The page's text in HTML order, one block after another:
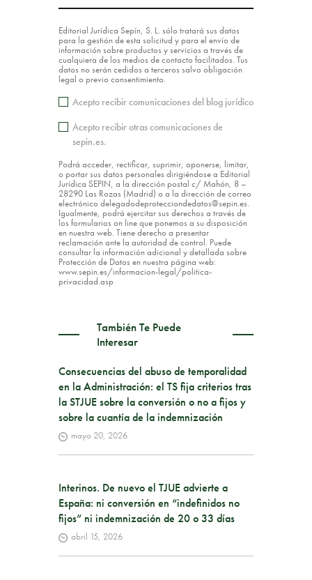
Editorial Jurídica Sepín, S. L. sólo tratará sus datos
para la gestión de esta solicitud y para el envío de
información sobre productos y servicios a través de
cualquiera de los medios de contacto facilitados. Tus
datos no serán cedidos a terceros salvo obligación
legal o previo consentimiento.
Acepto recibir comunicaciones del blog jurídico
Acepto recibir otras comunicaciones de
sepin.es.
Podrá acceder, rectificar, suprimir, oponerse, limitar,
o portar sus datos personales dirigiéndose a Editorial
Jurídica SEPIN, a la dirección postal c/ Mahón, 8 –
28290 Las Rozas (Madrid) o a la dirección de correo
electrónico delegadodeprotecciondedatos@sepin.es.
Igualmente, podrá ejercitar sus derechos a través de
los formularios on line que ponemos a su disposición
en nuestra web. Tiene derecho a presentar
reclamación ante la autoridad de control. Puede
consultar la información adicional y detallada sobre
Protección de Datos en nuestra página web:
www.sepin.es/informacion-legal/politica-
privacidad.asp
También Te Puede
Interesar
Consecuencias del abuso de temporalidad
en la Administración: el TS fija criterios tras
la STJUE sobre la conversión o no a fijos y
sobre la cuantía de la indemnización
mayo 20, 2026
Interinos. De nuevo el TJUE advierte a
España: ni conversión en “indefinidos no
fijos” ni indemnización de 20 o 33 días
abril 15, 2026